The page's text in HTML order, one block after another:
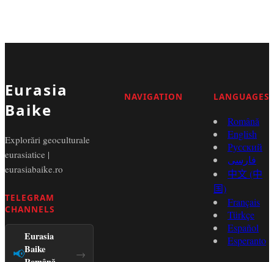
Eurasia
Baike
Explorări geoculturale
eurasiatice |
eurasiabaike.ro
TELEGRAM
CHANNELS
📢
Eurasia
Baike
→
NAVIGATION LANGUAGES
Română
English
Русский
فارسی
中文 (中
国)
Français
Türkçe
Español
Esperanto